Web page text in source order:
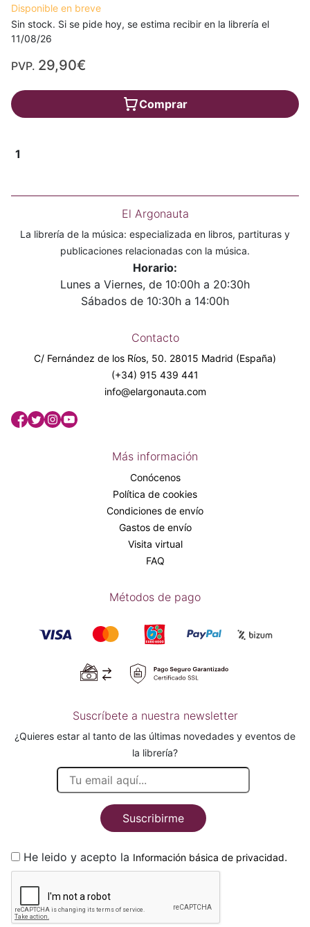
Disponible en breve
Sin stock. Si se pide hoy, se estima recibir en la librería el
11/08/26
PVP. 29,90€
Comprar
1
El Argonauta
La librería de la música: especializada en libros, partituras y
publicaciones relacionadas con la música.
Horario:
Lunes a Viernes, de 10:00h a 20:30h
Sábados de 10:30h a 14:00h
Contacto
C/ Fernández de los Ríos, 50. 28015 Madrid (España)
(+34) 915 439 441
info@elargonauta.com
Más información
Conócenos
Política de cookies
Condiciones de envío
Gastos de envío
Visita virtual
FAQ
Métodos de pago
Suscríbete a nuestra newsletter
¿Quieres estar al tanto de las últimas novedades y eventos de
la librería?
Suscribirme
He leido y acepto la Información básica de privacidad.